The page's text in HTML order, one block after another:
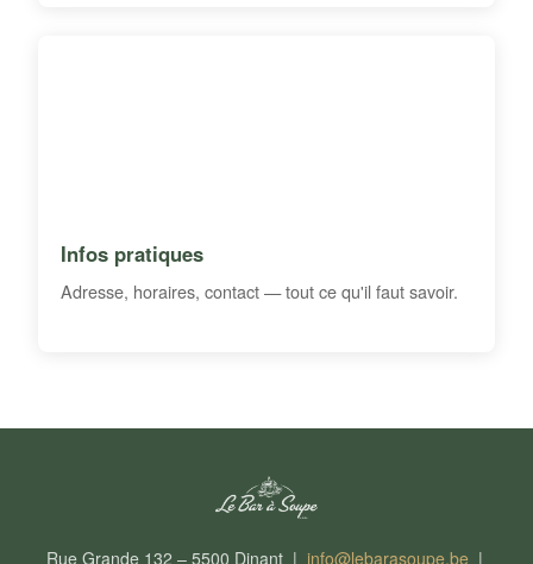
Infos pratiques
Adresse, horaires, contact — tout ce qu'il faut savoir.
Rue Grande 132 – 5500 Dinant | info@lebarasoupe.be|